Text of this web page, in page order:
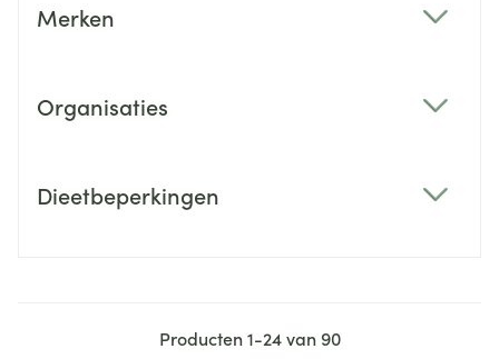
Merken
Organisaties
Dieetbeperkingen
Producten1-24van90